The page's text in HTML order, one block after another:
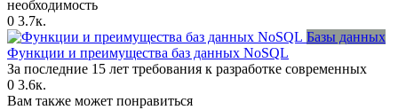
необходимость
0 3.7к.
Базы данных
Функции и преимущества баз данных NoSQL
За последние 15 лет требования к разработке современных
0 3.6к.
Вам также может понравиться